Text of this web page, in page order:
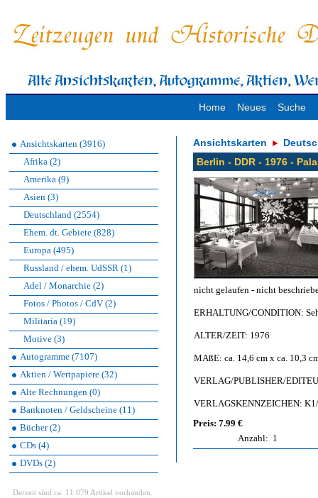
Home Neues Suche
Ansichtskarten (3916)
Afrika (2)
Amerika (9)
Asien (3)
Deutschland (2554)
Ehem. dt. Gebiete (828)
Europa (495)
Russland / ehem. UdSSR (1)
Adel / Monarchie (2)
Fotos / Photos / CdV (2)
Militaria (19)
Motive (3)
Autogramme (7107)
Aktien / Wertpapiere (32)
Alte Rechnungen (0)
Banknoten / Geldscheine (11)
Bücher (2)
CDs (4)
DVDs (2)
Derzeit sind ca. 11.079 Artikel vorhanden.
Ansichtskarten
Berlin - DDR - 1976 -
nicht gelaufen - nicht
ERHALTUNG/CONDITION:
ALTER/ZEIT: 1976
MAßE: ca. 14,6 cm x ca. 10,3
VERLAG/PUBLISHER/
VERLAGSKENNZEICHEN:
Preis: 7.99 €
Anzahl: 1